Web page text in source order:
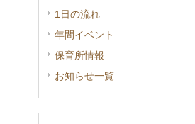
1日の流れ
年間イベント
保育所情報
お知らせ一覧